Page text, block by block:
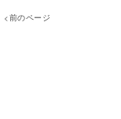
<前のページ